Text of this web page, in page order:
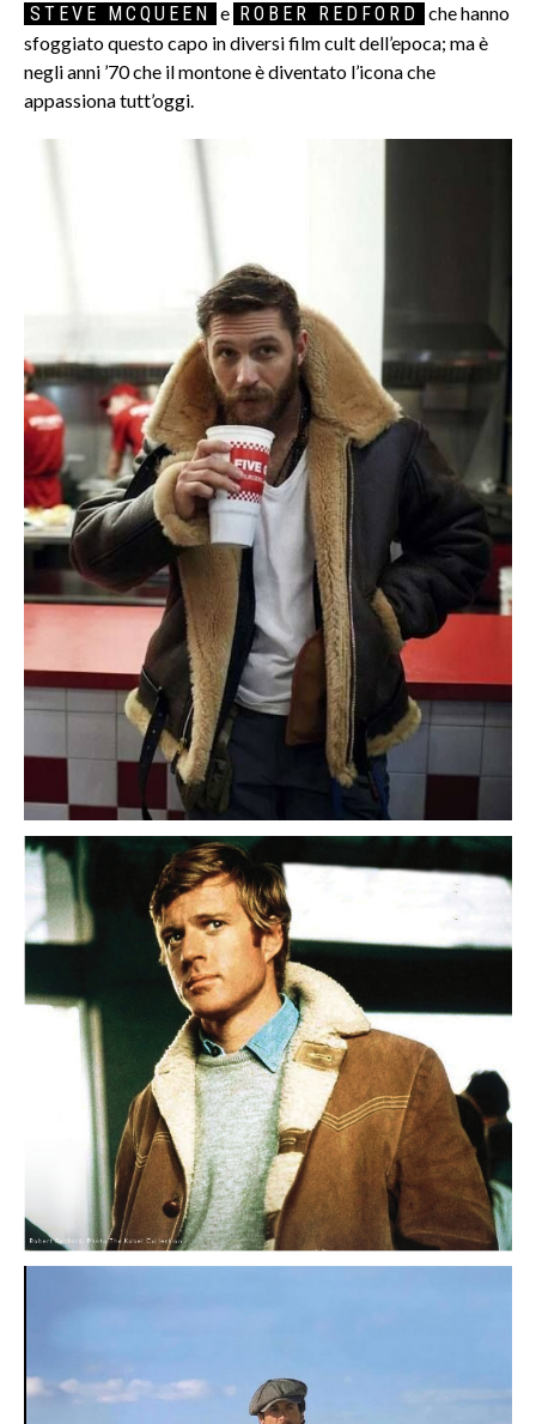
STEVE MCQUEEN e ROBER REDFORD che hanno
sfoggiato questo capo in diversi film cult dell’epoca; ma è
negli anni ’70 che il montone è diventato l’icona che
appassiona tutt’oggi.